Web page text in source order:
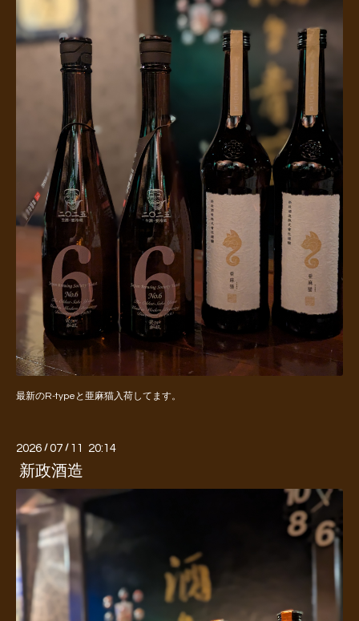
最新のR-typeと亜麻猫入荷してます。
2026 /07 / 11 20:14
新政酒造